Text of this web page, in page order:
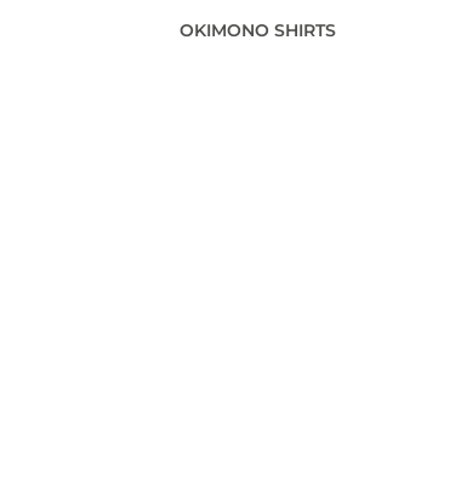
OKIMONO SHIRTS